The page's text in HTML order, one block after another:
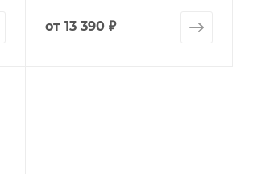
от13 390 ₽